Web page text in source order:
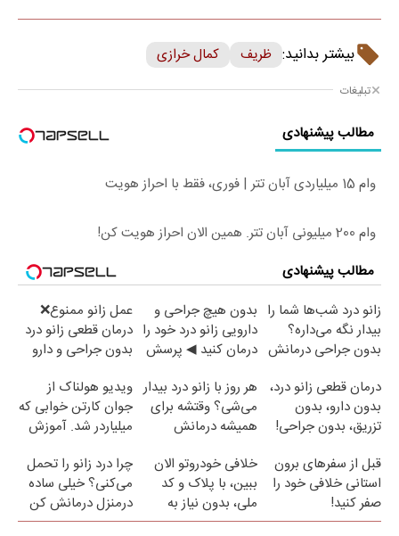
بیشتر بدانید: ظریف کمال خرازی
تبلیغات
مطالب پیشنهادی
وام 15 میلیاردی آبان تتر | فوری، فقط با احراز هویت
وام 200 میلیونی آبان تتر. همین الان احراز هویت کن!
مطالب پیشنهادی
زانو درد شب‌ها شما را
بیدار نگه می‌داره؟
بدون جراحی درمانش
بدون هیچ جراحی و
دارویی زانو درد خود را
درمان کنید ◀ پرسش
عمل زانو ممنوع❌
درمان قطعی زانو درد
بدون جراحی و دارو
درمان قطعی زانو درد،
بدون دارو، بدون
تزریق، بدون جراحی!
هر روز با زانو درد بیدار
می‌شی؟ وقتشه برای
همیشه درمانش
ویدیو هولناک از
جوان کارتن خوابی که
میلیاردر شد. آموزش
قبل از سفرهای برون
استانی خلافی خود را
صفر کنید!
خلافی خودروتو الان
ببین، با پلاک و کد
ملی، بدون نیاز به
مراجعه حضوری
چرا درد زانو را تحمل
می‌کنی؟ خیلی ساده
درمنزل درمانش کن